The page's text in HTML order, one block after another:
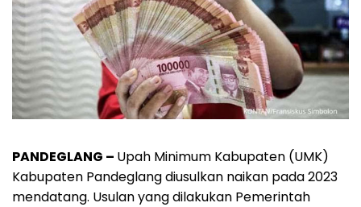
PANDEGLANG – Upah Minimum Kabupaten (UMK)
Kabupaten Pandeglang diusulkan naikan pada 2023
mendatang. Usulan yang dilakukan Pemerintah